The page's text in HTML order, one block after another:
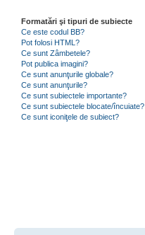
Formatări şi tipuri de subiecte
Ce este codul BB?
Pot folosi HTML?
Ce sunt Zâmbetele?
Pot publica imagini?
Ce sunt anunţurile globale?
Ce sunt anunţurile?
Ce sunt subiectele importante?
Ce sunt subiectele blocate/încuiate?
Ce sunt iconiţele de subiect?